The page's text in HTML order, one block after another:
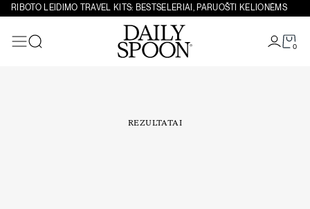
Eiti prie turinio
RIBOTO LEIDIMO TRAVEL KITS: BESTSELERIAI, PARUOŠTI KELIONĖMS
0
REZULTATAI